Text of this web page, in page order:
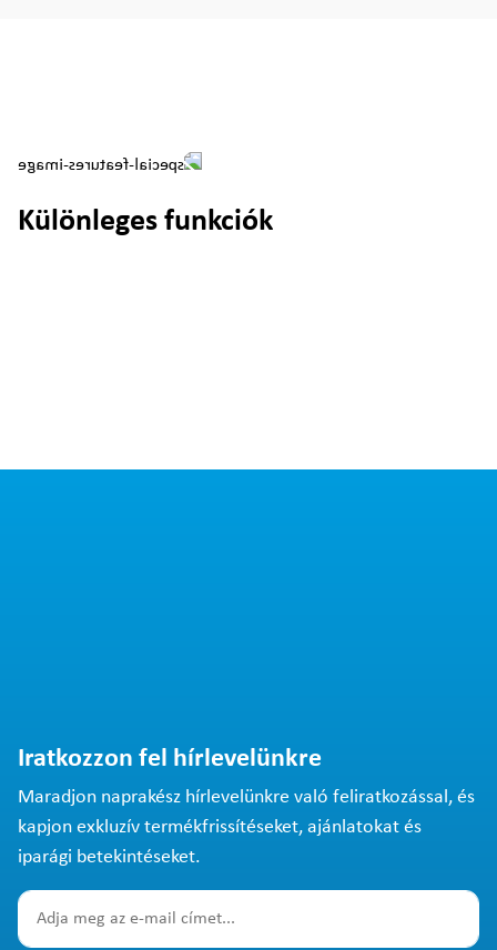
Különleges funkciók
Iratkozzon fel hírlevelünkre
Maradjon naprakész hírlevelünkre való feliratkozással, és
kapjon exkluzív termékfrissítéseket, ajánlatokat és
iparági betekintéseket.